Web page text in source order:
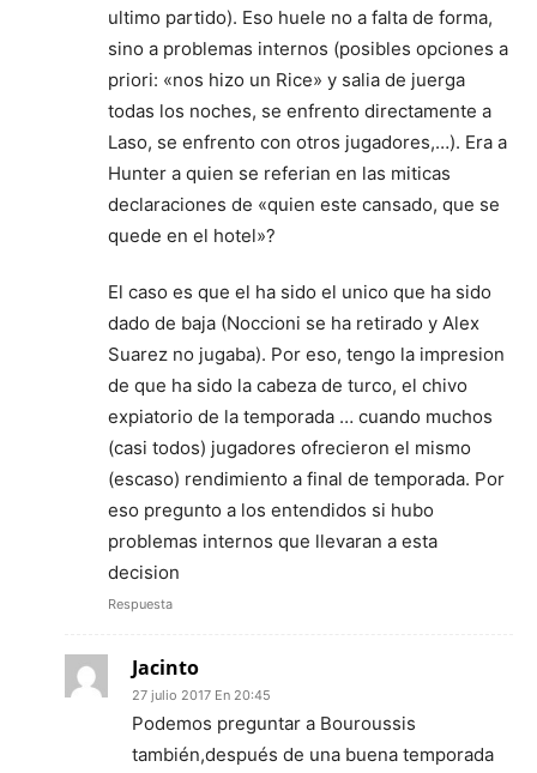
ultimo partido). Eso huele no a falta de forma,
sino a problemas internos (posibles opciones a
priori: «nos hizo un Rice» y salia de juerga
todas los noches, se enfrento directamente a
Laso, se enfrento con otros jugadores,…). Era a
Hunter a quien se referian en las miticas
declaraciones de «quien este cansado, que se
quede en el hotel»?
El caso es que el ha sido el unico que ha sido
dado de baja (Noccioni se ha retirado y Alex
Suarez no jugaba). Por eso, tengo la impresion
de que ha sido la cabeza de turco, el chivo
expiatorio de la temporada … cuando muchos
(casi todos) jugadores ofrecieron el mismo
(escaso) rendimiento a final de temporada. Por
eso pregunto a los entendidos si hubo
problemas internos que llevaran a esta
decision
Respuesta
Jacinto
27 julio 2017 En 20:45
Podemos preguntar a Bouroussis
también,después de una buena temporada